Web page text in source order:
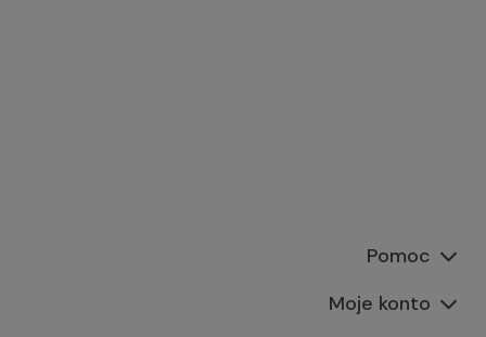
Pomoc
Moje konto